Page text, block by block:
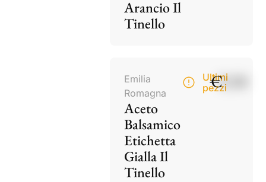
Arancio Il
Tinello
Emilia
Romagna
Aceto
Balsamico
Etichetta
Gialla Il
Tinello
Ultimi
pezzi
€9,50